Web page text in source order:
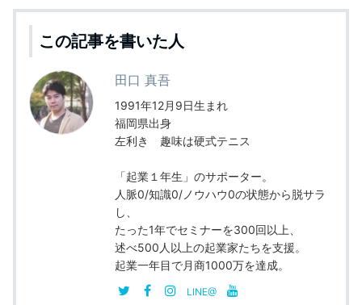
e
b
o
o
k
er l
この記事を書いた人
田口 真吾
1991年12月9日生まれ
福岡県出身
左利き 趣味は硬式テニス
「起業１年生」のサポーター。
人脈0/知識0/ノウハウ0の状態から脱サラ
し、
たった1年でセミナーを300回以上、
述べ500人以上の起業家たちを支援。
起業一年目で月商1000万を達成。
LINE@